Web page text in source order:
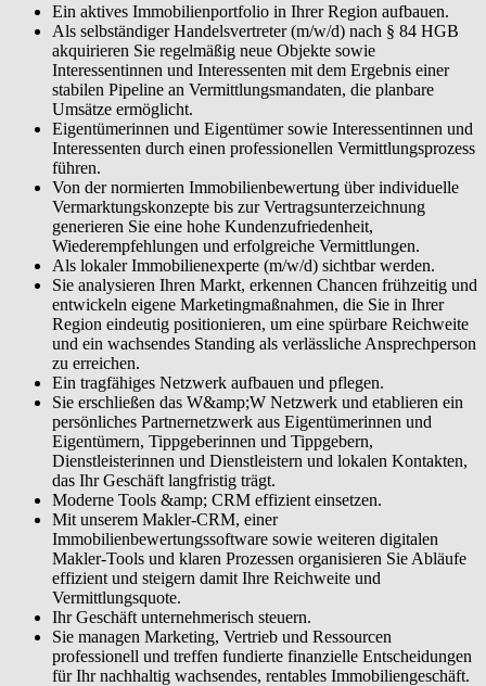
Ein aktives Immobilienportfolio in Ihrer Region aufbauen.
Als selbständiger Handelsvertreter (m/w/d) nach § 84 HGB
akquirieren Sie regelmäßig neue Objekte sowie
Interessentinnen und Interessenten mit dem Ergebnis einer
stabilen Pipeline an Vermittlungsmandaten, die planbare
Umsätze ermöglicht.
Eigentümerinnen und Eigentümer sowie Interessentinnen und
Interessenten durch einen professionellen Vermittlungsprozess
führen.
Von der normierten Immobilienbewertung über individuelle
Vermarktungskonzepte bis zur Vertragsunterzeichnung
generieren Sie eine hohe Kundenzufriedenheit,
Wiederempfehlungen und erfolgreiche Vermittlungen.
Als lokaler Immobilienexperte (m/w/d) sichtbar werden.
Sie analysieren Ihren Markt, erkennen Chancen frühzeitig und
entwickeln eigene Marketingmaßnahmen, die Sie in Ihrer
Region eindeutig positionieren, um eine spürbare Reichweite
und ein wachsendes Standing als verlässliche Ansprechperson
zu erreichen.
Ein tragfähiges Netzwerk aufbauen und pflegen.
Sie erschließen das W&amp;W Netzwerk und etablieren ein
persönliches Partnernetzwerk aus Eigentümerinnen und
Eigentümern, Tippgeberinnen und Tippgebern,
Dienstleisterinnen und Dienstleistern und lokalen Kontakten,
das Ihr Geschäft langfristig trägt.
Moderne Tools &amp; CRM effizient einsetzen.
Mit unserem Makler-CRM, einer
Immobilienbewertungssoftware sowie weiteren digitalen
Makler-Tools und klaren Prozessen organisieren Sie Abläufe
effizient und steigern damit Ihre Reichweite und
Vermittlungsquote.
Ihr Geschäft unternehmerisch steuern.
Sie managen Marketing, Vertrieb und Ressourcen
professionell und treffen fundierte finanzielle Entscheidungen
für Ihr nachhaltig wachsendes, rentables Immobiliengeschäft.